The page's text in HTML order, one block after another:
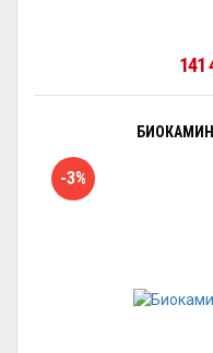
141
БИОКАМИН
-3%